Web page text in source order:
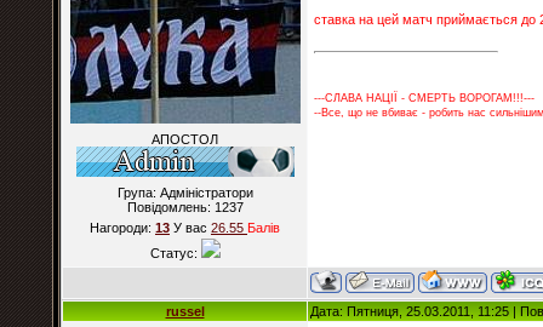
АПОСТОЛ
Група: Адміністратори
Повідомлень: 1237
Нагороди: 13 У вас 26.55 Балiв
Статус:
ставка на цей матч приймається до
---СЛАВА НАЦІЇ - СМЕРТЬ ВОРОГАМ!!!---
--Все, що не вбиває - робить нас
russel Дата: Пятниця, 25.03.2011, 11:25 |